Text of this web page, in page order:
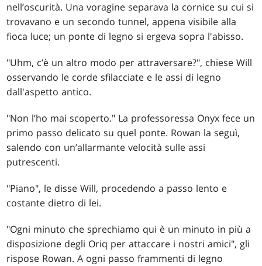
nell’oscurità. Una voragine separava la cornice su cui si
trovavano e un secondo tunnel, appena visibile alla
fioca luce; un ponte di legno si ergeva sopra l'abisso.
"Uhm, c’è un altro modo per attraversare?", chiese Will
osservando le corde sfilacciate e le assi di legno
dall'aspetto antico.
"Non l’ho mai scoperto." La professoressa Onyx fece un
primo passo delicato su quel ponte. Rowan la seguì,
salendo con un’allarmante velocità sulle assi
putrescenti.
"Piano", le disse Will, procedendo a passo lento e
costante dietro di lei.
"Ogni minuto che sprechiamo qui è un minuto in più a
disposizione degli Oriq per attaccare i nostri amici", gli
rispose Rowan. A ogni passo frammenti di legno